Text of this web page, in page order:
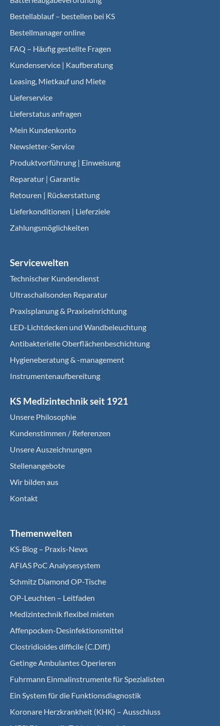
Bestellablauf – bestellen bei KS
Bestellmanager online
FAQ – Häufig gestellte Fragen
Kundenservice | Kaufberatung
Leasing, Mietkauf und Miete
Lieferservice
Lieferstatus anfragen
Mein Kundenkonto
Newsletter-Service
Produktvorführung | Einweisung
Reparatur | Garantie
Retouren | Rückerstattung
Lieferkonditionen | Lieferziele
Zahlungsmöglichkeiten
Servicewelten
Technischer Kundendienst
Ultraschallsonden Reparatur
Praxisplanung & Praxiseinrichtung
LED-Lichtdecken und Wandbeleuchtung
Antibakterielle Oberflächenbeschichtung
Hygieneberatung & -management
Instrumentenaufbereitung
KS Medizintechnik seit 1921
Unsere Philosophie
Kundenstimmen / Referenzen
Unsere Auszeichnungen
Stellenangebote
Wir bilden aus
Kontakt
Themenwelten
KS-Blog – Praxis-News
AFIAS PoC Analysesystem
Schmitz Diamond OP-Tische
OP-Leuchten – Leitfaden
Medizintechnik flexibel mieten
Affenpocken-Desinfektionsmittel
Clostridioides difficile (C.Diff.)
Getinge Ambulantes Operieren
Fuhrmann Einmalinstrumente für Spezialisten
Ein System für die Funktionsdiagnostik
Koro­nare Herz­krank­heit (KHK) – Ausschluss